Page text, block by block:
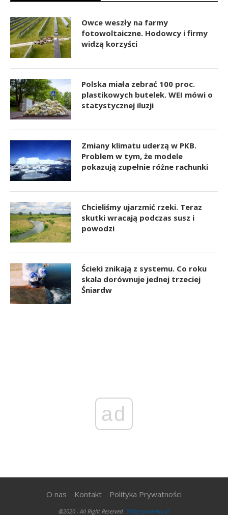
Owce weszły na farmy
fotowoltaiczne. Hodowcy i firmy
widzą korzyści
Polska miała zebrać 100 proc.
plastikowych butelek. WEI mówi o
statystycznej iluzji
Zmiany klimatu uderzą w PKB.
Problem w tym, że modele
pokazują zupełnie różne rachunki
Chcieliśmy ujarzmić rzeki. Teraz
skutki wracają podczas susz i
powodzi
Ścieki znikają z systemu. Co roku
skala dorównuje jednej trzeciej
Śniardw
ad
O nas Kontakt Polityka Prywatności
@2020 - All Right Reserved. 300gospodarka.pl